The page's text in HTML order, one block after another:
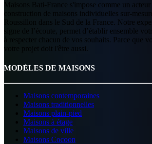
Maisons Bati-France s'impose comme un acteur
construction de maisons individuelles sur-
Roussillon dans le Sud de la France. Notre
signe de l’écoute, permet d’établir ensemble
à respecter chacun de vos souhaits. Parce que
votre projet doit l'être aussi.
MODÈLES DE MAISONS
Maisons contemporaines
Maisons traditionnelles
Maisons plain-pied
Maisons à étage
Maisons de ville
Maisons Cocoon